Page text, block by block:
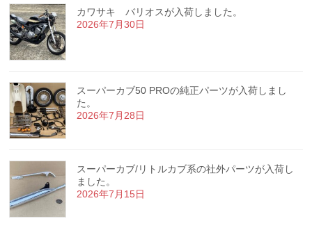
カワサキ バリオスが入荷しました。
2026年7月30日
スーパーカブ50 PROの純正パーツが入荷しまし
た。
2026年7月28日
スーパーカブ/リトルカブ系の社外パーツが入荷し
ました。
2026年7月15日